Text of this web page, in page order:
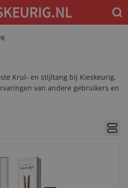
Krul- en stijltang bij Kieskeurig.
van andere gebruikers en